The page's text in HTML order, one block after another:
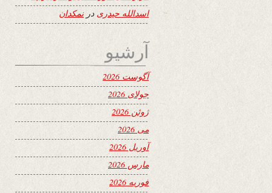
اسدالله حیدری درنمکدان
آرشیو
آگوست 2026
جولای 2026
ژوئن 2026
می 2026
آوریل 2026
مارس 2026
فوریه 2026